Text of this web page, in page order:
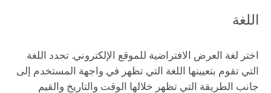
اللغة
اختر لغة العرض الافتراضية للموقع الإلكتروني. تحدد اللغة
التي تقوم بتعيينها اللغة التي تظهر في واجهة المستخدم إلى
جانب الطريقة التي تظهر خلالها الوقت والتاريخ والقيم